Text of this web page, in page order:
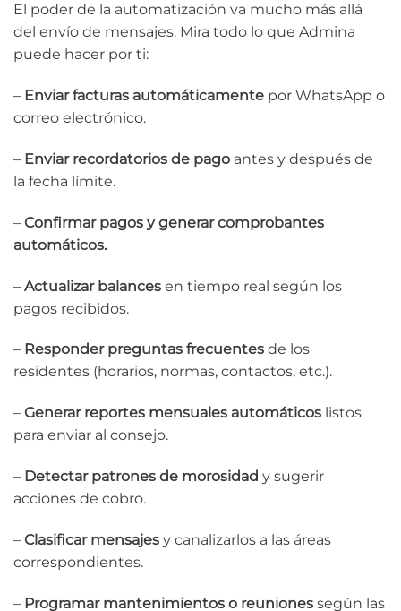
El poder de la automatización va mucho más allá
del envío de mensajes. Mira todo lo que Admina
puede hacer por ti:
– Enviar facturas automáticamente por WhatsApp o
correo electrónico.
– Enviar recordatorios de pago antes y después de
la fecha límite.
– Confirmar pagos y generar comprobantes
automáticos.
– Actualizar balances en tiempo real según los
pagos recibidos.
– Responder preguntas frecuentes de los
residentes (horarios, normas, contactos, etc.).
– Generar reportes mensuales automáticos listos
para enviar al consejo.
– Detectar patrones de morosidad y sugerir
acciones de cobro.
– Clasificar mensajes y canalizarlos a las áreas
correspondientes.
– Programar mantenimientos o reuniones según las